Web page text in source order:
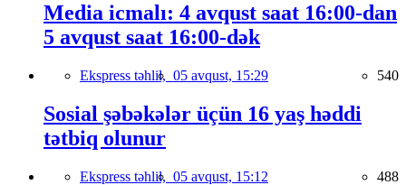
Media icmalı: 4 avqust saat 16:00-dan
5 avqust saat 16:00-dək
Ekspress təhlil, 05 avqust, 15:29 540
Sosial şəbəkələr üçün 16 yaş həddi
tətbiq olunur
Ekspress təhlil, 05 avqust, 15:12 488